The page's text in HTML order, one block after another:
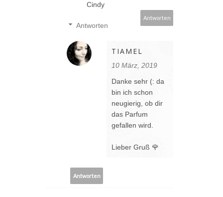
Cindy
Antworten
Antworten
TIAMEL
10 März, 2019
Danke sehr (: da
bin ich schon
neugierig, ob dir
das Parfum
gefallen wird.
Lieber Gruß 🌹
Antworten